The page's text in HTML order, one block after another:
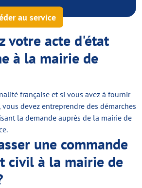
au service
votre acte d'état
à la mairie de
française et si vous avez à fournir
, vous devez entreprendre des démarches
la demande auprès de la mairie de
une commande
civil à la mairie de